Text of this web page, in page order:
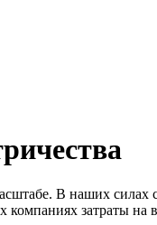
В наших силах
затраты на